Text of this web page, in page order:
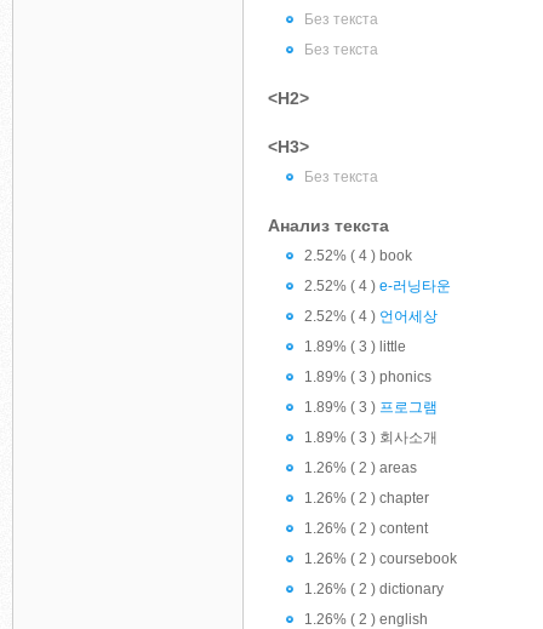
Без текста
Без текста
<H2>
<H3>
Без текста
Анализ текста
2.52% ( 4 ) book
2.52% ( 4 ) e-러닝타운
2.52% ( 4 ) 언어세상
1.89% ( 3 ) little
1.89% ( 3 ) phonics
1.89% ( 3 ) 프로그램
1.89% ( 3 ) 회사소개
1.26% ( 2 ) areas
1.26% ( 2 ) chapter
1.26% ( 2 ) content
1.26% ( 2 ) coursebook
1.26% ( 2 ) dictionary
1.26% ( 2 ) english